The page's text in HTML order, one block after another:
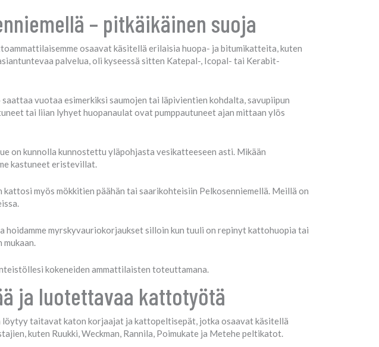
– pitkäikäinen suoja
osaavat käsitellä erilaisia huopa- ja bitumikatteita, kuten
palvelua, oli kyseessä sitten Katepal-, Icopal- tai Kerabit-
vuotaa esimerkiksi saumojen tai läpivientien kohdalta, savupiipun
tai liian lyhyet huopanaulat ovat pumppautuneet ajan mittaan ylös
on kunnolla kunnostettu yläpohjasta vesikatteeseen asti. Mikään
kastuneet eristevillat.
myös mökkitien päähän tai saarikohteisiin Pelkosenniemellä. Meillä on
myrskyvauriokorjaukset silloin kun tuuli on repinyt kattohuopia tai
mukaan.
kokeneiden ammattilaisten toteuttamana.
ja luotettavaa kattotyötä
taitavat katon korjaajat ja kattopeltisepät, jotka osaavat käsitellä
kuten Ruukki, Weckman, Rannila, Poimukate ja Metehe peltikatot.